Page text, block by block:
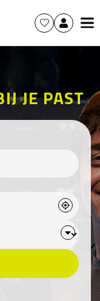
JE PAST